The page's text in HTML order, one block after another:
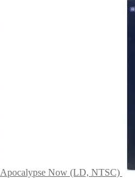
Apocalypse Now (LD, NTSC)